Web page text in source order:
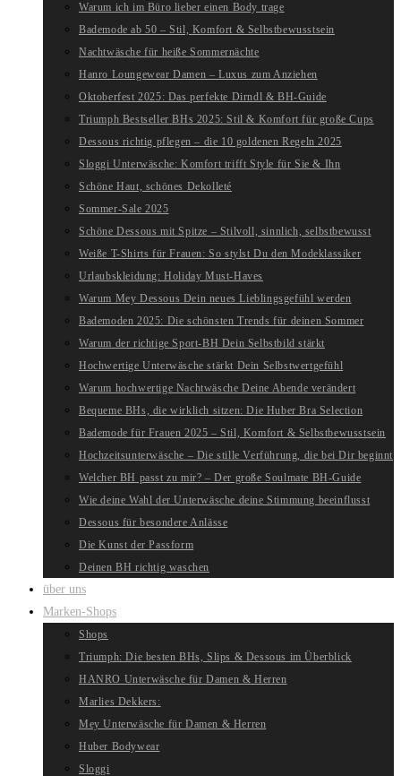
Warum ich im Büro lieber einen Body trage
Bademode ab 50 – Stil, Komfort & Selbstbewusstsein
Nachtwäsche für heiße Sommernächte
Hanro Loungewear Damen – Luxus zum Anziehen
Oktoberfest 2025: Das perfekte Dirndl & BH-Guide
Triumph Bestseller BHs 2025: Stil & Komfort für große Cups
Dessous richtig pflegen – die 10 goldenen Regeln 2025
Sloggi Unterwäsche: Komfort trifft Style für Sie & Ihn
Schöne Haut, schönes Dekolleté
Sommer-Sale 2025
Schöne Dessous mit Spitze – Stilvoll, sinnlich, selbstbewusst
Weiße T-Shirts für Frauen: So stylst Du den Modeklassiker
Urlaubskleidung: Holiday Must-Haves
Warum Mey Dessous Dein neues Lieblingsgefühl werden
Bademoden 2025: Die schönsten Trends für deinen Sommer
Warum der richtige Sport-BH Dein Selbstbild stärkt
Hochwertige Unterwäsche stärkt Dein Selbstwertgefühl
Warum hochwertige Nachtwäsche Deine Abende verändert
Bequeme BHs, die wirklich sitzen: Die Huber Bra Selection
Bademode für Frauen 2025 – Stil, Komfort & Selbstbewusstsein
Hochzeitsunterwäsche – Die stille Verführung, die bei Dir beginnt
Welcher BH passt zu mir? – Der große Soulmate BH-Guide
Wie deine Wahl der Unterwäsche deine Stimmung beeinflusst
Dessous für besondere Anlässe
Die Kunst der Passform
Deinen BH richtig waschen
über uns
Marken-Shops
Shops
Triumph: Die besten BHs, Slips & Dessous im Überblick
HANRO Unterwäsche für Damen & Herren
Marlies Dekkers:
Mey Unterwäsche für Damen & Herren
Huber Bodywear
Sloggi